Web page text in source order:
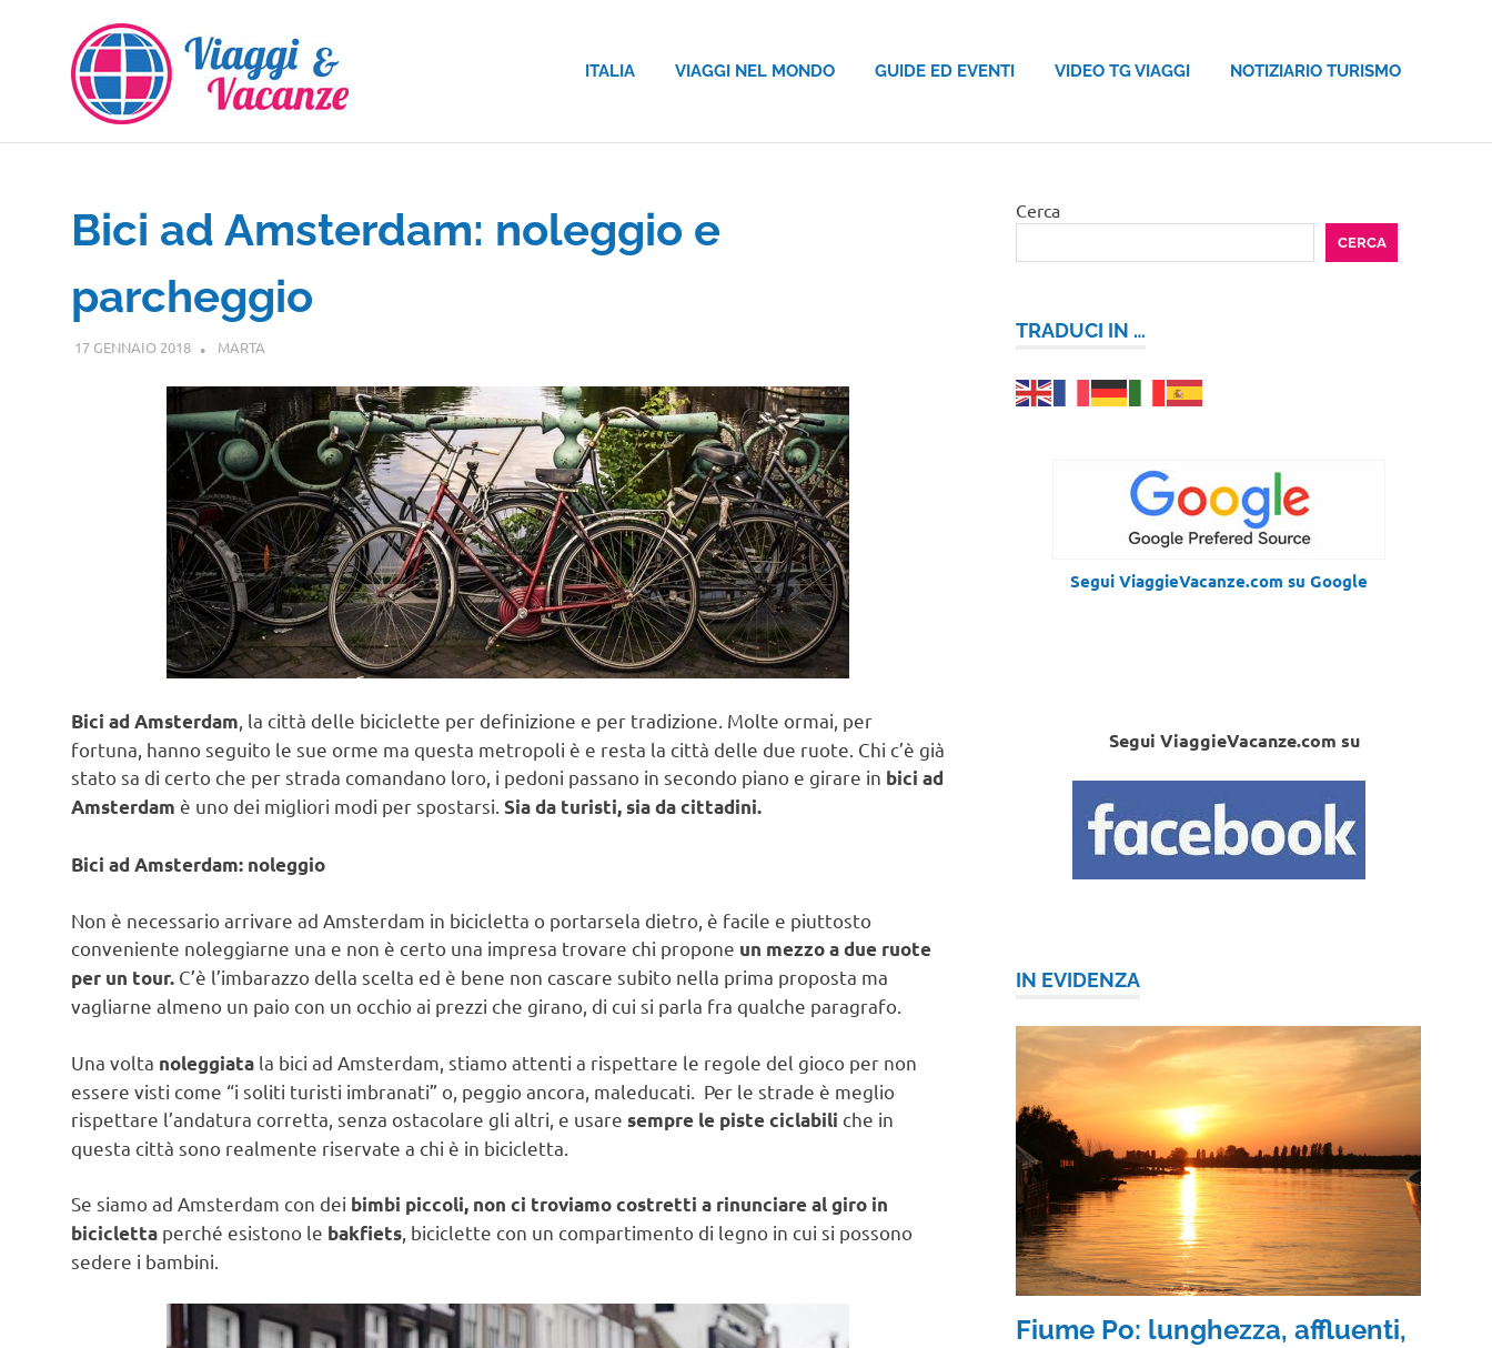
contenuto
ITALIA VIAGGI NEL MONDO GUIDE ED EVENTI VIDEO TG VIAGGI NOTIZIARIO TURISMO
Bici ad Amsterdam: noleggio e
parcheggio
17 GENNAIO 2018 MARTA
Bici ad Amsterdam, la città delle biciclette per definizione e per tradizione. Molte ormai, per
fortuna, hanno seguito le sue orme ma questa metropoli è e resta la città delle due ruote. Chi c’è già
stato sa di certo che per strada comandano loro, i pedoni passano in secondo piano e girare in bici ad
Amsterdam è uno dei migliori modi per spostarsi. Sia da turisti, sia da cittadini.
Bici ad Amsterdam: noleggio
Non è necessario arrivare ad Amsterdam in bicicletta o portarsela dietro, è facile e piuttosto
conveniente noleggiarne una e non è certo una impresa trovare chi propone un mezzo a due ruote
per un tour. C’è l’imbarazzo della scelta ed è bene non cascare subito nella prima proposta ma
vagliarne almeno un paio con un occhio ai prezzi che girano, di cui si parla fra qualche paragrafo.
Una volta noleggiata la bici ad Amsterdam, stiamo attenti a rispettare le regole del gioco per non
essere visti come “i soliti turisti imbranati” o, peggio ancora, maleducati. Per le strade è meglio
rispettare l’andatura corretta, senza ostacolare gli altri, e usare sempre le piste ciclabili che in
questa città sono realmente riservate a chi è in bicicletta.
Se siamo ad Amsterdam con dei bimbi piccoli, non ci troviamo costretti a rinunciare al giro in
bicicletta perché esistono le bakfiets, biciclette con un compartimento di legno in cui si possono
sedere i bambini.
Cerca
CERCA
TRADUCI IN …
Segui ViaggieVacanze.com su Google
Segui ViaggieVacanze.com su
IN EVIDENZA
Fiume Po: lunghezza, affluenti,